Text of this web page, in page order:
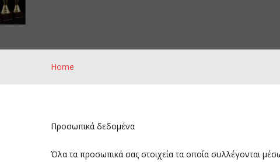
Home
Προσωπικά δεδομένα
Όλα τα προσωπικά σας στοιχεία τα οποία συλλέγονται